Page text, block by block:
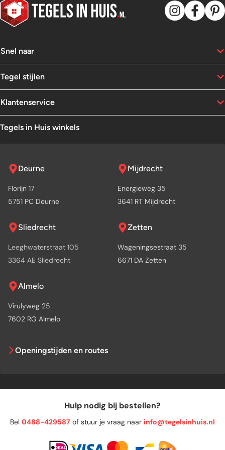
Snel naar
Tegel stijlen
Klantenservice
Tegels in Huis winkels
Deurne
Florijn 17
5751 PC Deurne
Mijdrecht
Energieweg 35
3641 RT Mijdrecht
Sliedrecht
Leeghwaterstraat 105
3364 AE Sliedrecht
Zetten
Wageningsestraat 35
6671 DA Zetten
Almelo
Virulyweg 25
7602 RG Almelo
Openingstijden en routes
Hulp nodig bij bestellen?
Bel 0488-429587 of stuur je vraag naar info@tegelsinhuis.nl